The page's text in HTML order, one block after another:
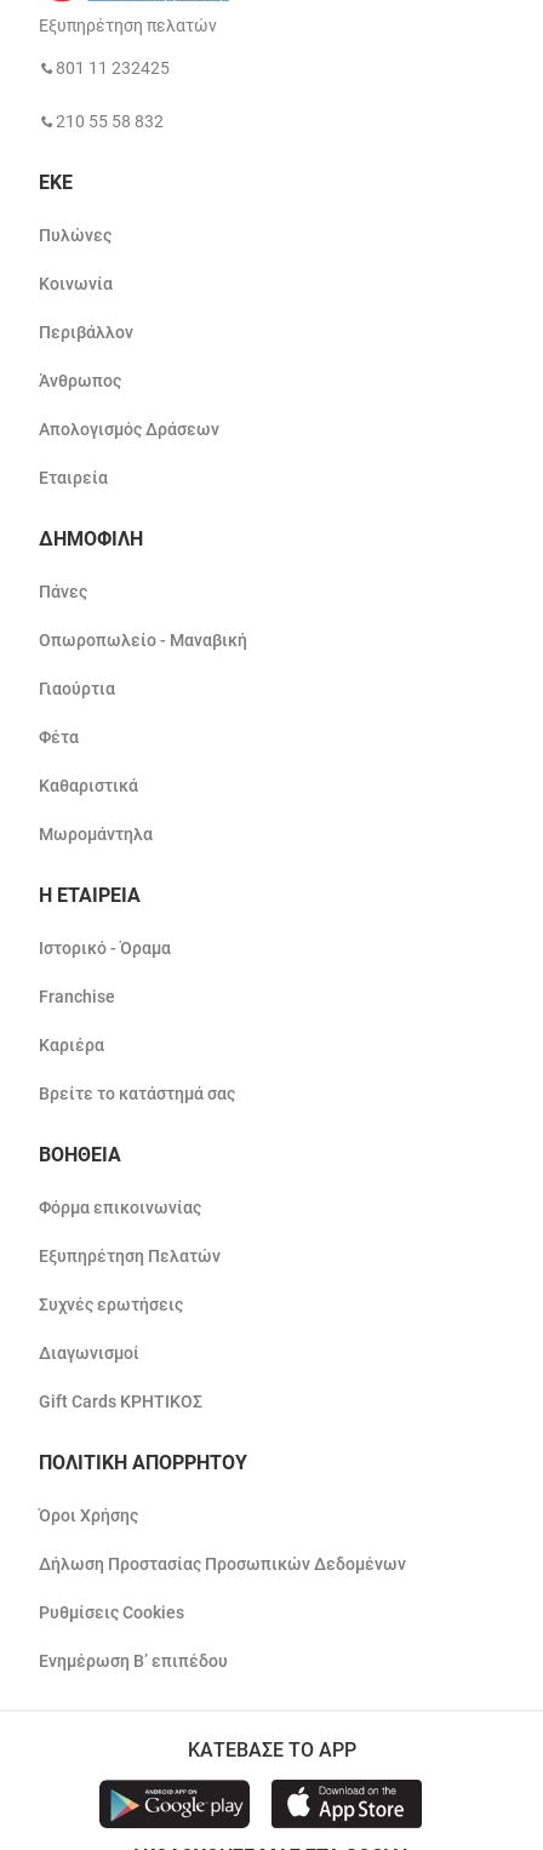
Εξυπηρέτηση πελατών
801 11 232425
210 55 58 832
ΕΚΕ
Πυλώνες
Κοινωνία
Περιβάλλον
Άνθρωπος
Απολογισμός Δράσεων
Εταιρεία
ΔΗΜΟΦΙΛΗ
Πάνες
Οπωροπωλείο - Μαναβική
Γιαούρτια
Φέτα
Καθαριστικά
Μωρομάντηλα
Η ΕΤΑΙΡΕΙΑ
Ιστορικό - Όραμα
Franchise
Καριέρα
Βρείτε το κατάστημά σας
ΒΟΗΘΕΙΑ
Φόρμα επικοινωνίας
Εξυπηρέτηση Πελατών
Συχνές ερωτήσεις
Διαγωνισμοί
Gift Cards ΚΡΗΤΙΚΟΣ
ΠΟΛΙΤΙΚΗ ΑΠΟΡΡΗΤΟΥ
Όροι Χρήσης
Δήλωση Προστασίας Προσωπικών Δεδομένων
Ρυθμίσεις Cookies
Ενημέρωση Β’ επιπέδου
ΚΑΤΕΒΑΣΕ ΤΟ APP